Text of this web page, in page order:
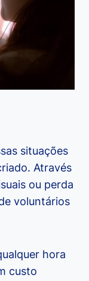
situações
Através
ou perda
voluntários
hora
custo